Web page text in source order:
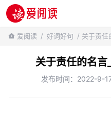
百科知识
爱阅读 / 好词好句 / 关于责任
关于责任的名言
发布时间：2022-9-